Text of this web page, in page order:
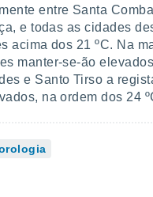
entre Santa
e todas as cidades
acima dos 21 ºC. Na
manter-se-ão
e Santo Tirso a
na ordem dos 24